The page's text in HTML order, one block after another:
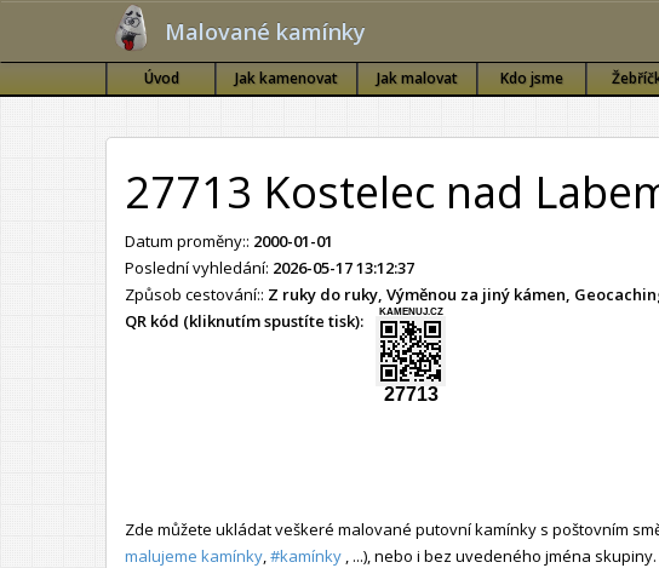
Malované kamínky
Úvod Jak kamenovat Jak malovat Kdo jsme
27713 Kostelec nad
Datum proměny:: 2000-01-01
Poslední vyhledání: 2026-05-17 13:12:37
Způsob cestování:: Z ruky do ruky, Výměnou za jiný kámen,
QR kód (kliknutím spustíte tisk):
KAMENUJ.CZ
27713
Zde můžete ukládat veškeré malované putovní kamínky s poštovním
malujeme kamínky #kamínky , ...), nebo i bez uvedeného jména